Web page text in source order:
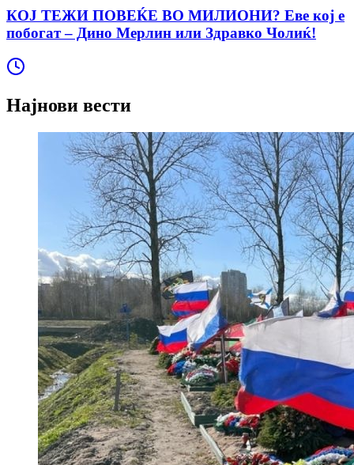
КОЈ ТЕЖИ ПОВЕЌЕ ВО МИЛИОНИ? Еве кој е
побогат – Дино Мерлин или Здравко Чолиќ!
Најнови вести